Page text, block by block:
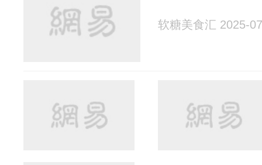
软糖美食汇 2025-